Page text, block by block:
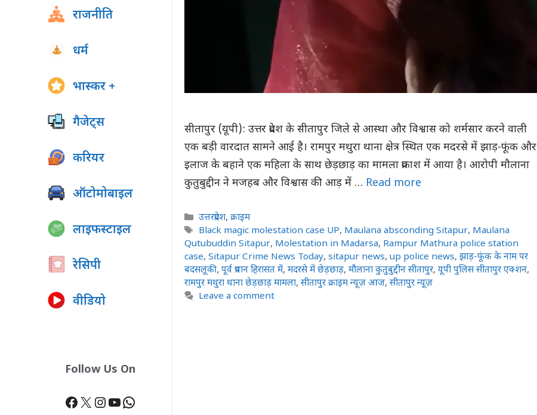
सीतापुर (यूपी): उत्तर प्रदेश के सीतापुर जिले से आस्था और विश्वास को शर्मसार करने वाली
एक बड़ी वारदात सामने आई है। रामपुर मथुरा थाना क्षेत्र स्थित एक मदरसे में झाड़-फूंक और
इलाज के बहाने एक महिला के साथ छेड़छाड़ का मामला प्रकाश में आया है। आरोपी मौलाना
कुतुबुद्दीन ने मजहब और विश्वास की आड़ में … Read more
Categories
उत्तरप्रदेश,क्राइम
Tags
Black magic molestation case UP, Maulana absconding Sitapur, Maulana
Qutubuddin Sitapur, Molestation in Madarsa, Rampur Mathura police station
case, Sitapur Crime News Today, sitapur news, up police news,झाड़-फूंक के नाम पर
बदसलूकी, पूर्व प्रधान हिरासत में, मदरसे में छेड़छाड़, मौलाना कुतुबुद्दीन सीतापुर, यूपी पुलिस सीतापुर एक्शन,
रामपुर मथुरा थाना छेड़छाड़ मामला, सीतापुर क्राइम न्यूज़ आज, सीतापुर न्यूज़
Leave a comment
राजनीति
धर्म
भास्कर +
गैजेट्स
करियर
ऑटोमोबाइल
लाइफस्टाइल
रेसिपी
वीडियो
Follow Us On
Facebook
X Instagram
YouTube
WhatsApp